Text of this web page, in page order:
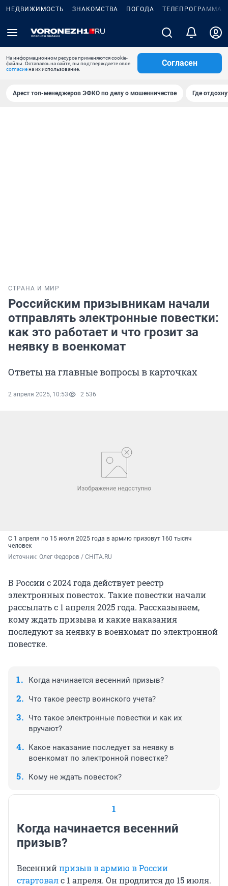
НЕДВИЖИМОСТЬ ЗНАКОМСТВА ПОГОДА ТЕЛЕПРОГРАММА
На информационном ресурсе применяются cookie-
файлы. Оставаясь на сайте, вы подтверждаете свое
согласиена их использование.
Согласен
Арест топ-менеджеров ЭФКО по делу о мошенничестве Где
СТРАНА И МИР
Российским призывникам начали
отправлять электронные повестки:
как это работает и что грозит за
неявку в военкомат
Ответы на главные вопросы в карточках
2 апреля 2025, 10:53 2 536
С 1 апреля по 15 июля 2025 года в армию призовут 160 тысяч
человек
Источник: Олег Федоров / CHITA.RU
В России с 2024 года действует реестр
электронных повесток. Такие повестки начали
рассылать с 1 апреля 2025 года. Рассказываем,
кому ждать призыва и какие наказания
последуют за неявку в военкомат по электронной
повестке.
Когда начинается весенний призыв?
Что такое реестр воинского учета?
Что такое электронные повестки и как их
вручают?
Какое наказание последует за неявку в
военкомат по электронной повестке?
Кому не ждать повесток?
1
Когда начинается весенний
призыв?
Весеннийпризыв в армию в России
стартовалс 1 апреля. Он продлится до 15 июля.